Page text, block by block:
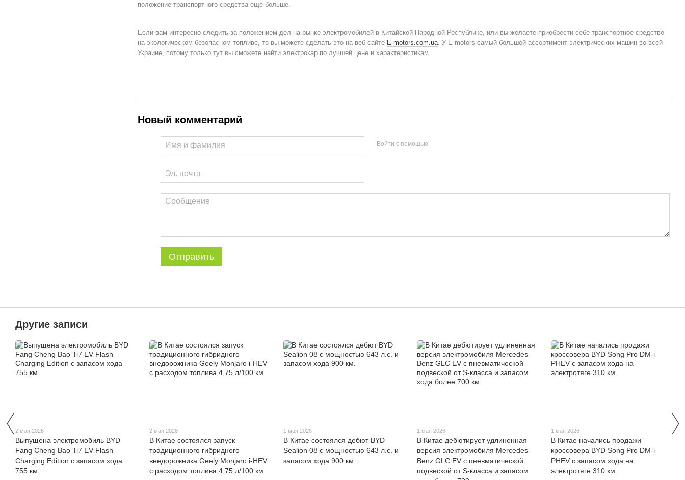
положение транспортного средства еще больше.
Если вам интересно следить за положением дел на рынке электромобилей в Китайской Народной Республике, или вы желаете приобрести себе транспортное средство
на экологическом безопасном топливе, то вы можете сделать это на веб-сайте E-motors.com.ua. У E-motors самый большой ассортимент электрических машин во всей
Украине, потому только тут вы сможете найти электрокар по лучшей цене и характеристикам.
Новый комментарий
Войти с помощью
Отправить
Другие записи
2 мая 2026
Выпущена электромобиль BYD
Fang Cheng Bao Ti7 EV Flash
Charging Edition с запасом хода
755 км.
2 мая 2026
В Китае состоялся запуск
традиционного гибридного
внедорожника Geely Monjaro i-HEV
с расходом топлива 4,75 л/100 км.
1 мая 2026
В Китае состоялся дебют BYD
Sealion 08 с мощностью 643 л.с. и
запасом хода 900 км.
1 мая 2026
В Китае дебютирует удлиненная
версия электромобиля Mercedes-
Benz GLC EV с пневматической
подвеской от S-класса и запасом
1 мая 2026
В Китае начались продажи
кроссовера BYD Song Pro DM-i
PHEV с запасом хода на
электротяге 310 км.